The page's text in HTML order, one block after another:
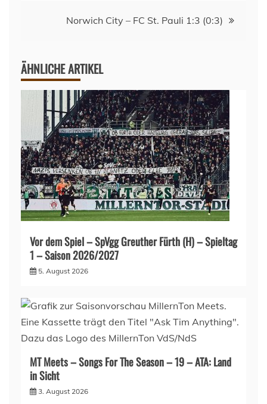
Norwich City – FC St. Pauli 1:3 (0:3)
ÄHNLICHE ARTIKEL
Vor dem Spiel – SpVgg Greuther Fürth (H) – Spieltag
1 – Saison 2026/2027
5. August 2026
MT Meets – Songs For The Season – 19 – ATA: Land
in Sicht
3. August 2026